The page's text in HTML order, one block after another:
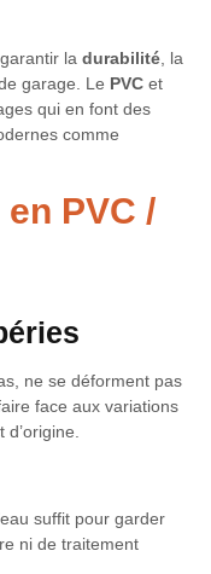
la durabilité, la
garage. Le PVC et
qui en font des
comme
PVC /
ne se déforment pas
face aux variations
suffit pour garder
ni de traitement